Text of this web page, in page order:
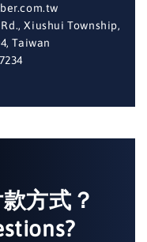
Xiushui Township,
Taiwan
方式？